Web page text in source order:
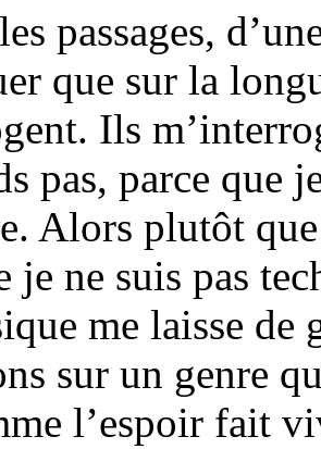
passages,
que sur la
Ils
pas, parce que
Alors plutôt
je ne suis pas
me laisse de
sur un genre
l’espoir fait